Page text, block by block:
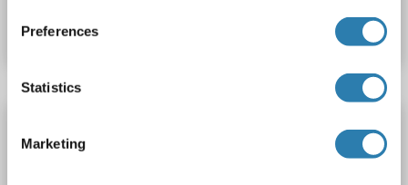
Preferences
Statistics
Marketing
Fiche technique
CHSY1 Reactivité: Humain, Souris
WB, ELISA, FACS